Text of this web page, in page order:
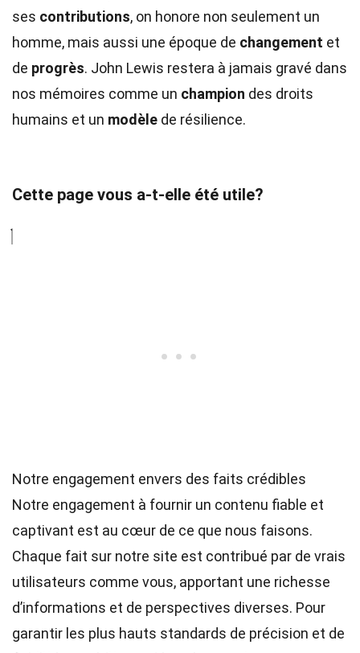
ses contributions, on honore non seulement un
homme, mais aussi une époque de changement et
de progrès. John Lewis restera à jamais gravé dans
nos mémoires comme un champion des droits
humains et un modèle de résilience.
Cette page vous a-t-elle été utile?
Notre engagement envers des faits crédibles
Notre engagement à fournir un contenu fiable et
captivant est au cœur de ce que nous faisons.
Chaque fait sur notre site est contribué par de vrais
utilisateurs comme vous, apportant une richesse
d’informations et de perspectives diverses. Pour
garantir les plus hauts standards de précision et de